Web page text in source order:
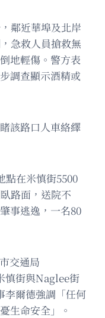
鄰近華埠及北岸
急救人員搶救無
地輕傷。警方表
調查顯示酒精或
該路口人車絡繹
點在米慎街5500
路面，送院不
事逃逸，一名80
交通局
慎街與Naglee街
李爾德強調「任何
生命安全」。